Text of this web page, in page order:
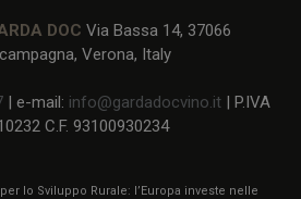
DOC Via Bassa 14, 37066
Verona, Italy
| e-mail: info@gardadocvino.it| P.IVA
C.F. 93100930234
lo Sviluppo Rurale: l’Europa investe nelle